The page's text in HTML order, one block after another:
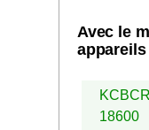
Avec le
KCBCR
18600